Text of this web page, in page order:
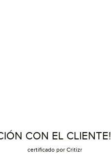
CON EL CLIENTE!
certificado por Critizr